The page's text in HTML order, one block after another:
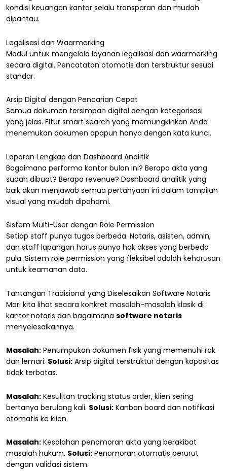
kondisi keuangan kantor selalu transparan dan mudah
dipantau.
Legalisasi dan Waarmerking
Modul untuk mengelola layanan legalisasi dan waarmerking
secara digital. Pencatatan otomatis dan terstruktur sesuai
standar.
Arsip Digital dengan Pencarian Cepat
Semua dokumen tersimpan digital dengan kategorisasi
yang jelas. Fitur smart search yang memungkinkan Anda
menemukan dokumen apapun hanya dengan kata kunci.
Laporan Lengkap dan Dashboard Analitik
Bagaimana performa kantor bulan ini? Berapa akta yang
sudah dibuat? Berapa revenue? Dashboard analitik yang
baik akan menjawab semua pertanyaan ini dalam tampilan
visual yang mudah dipahami.
Sistem Multi-User dengan Role Permission
Setiap staff punya tugas berbeda. Notaris, asisten, admin,
dan staff lapangan harus punya hak akses yang berbeda
pula. Sistem role permission yang fleksibel adalah keharusan
untuk keamanan data.
Tantangan Tradisional yang Diselesaikan Software Notaris
Mari kita lihat secara konkret masalah-masalah klasik di
kantor notaris dan bagaimana software notaris
menyelesaikannya.
Masalah: Penumpukan dokumen fisik yang memenuhi rak
dan lemari. Solusi: Arsip digital terstruktur dengan kapasitas
tidak terbatas.
Masalah: Kesulitan tracking status order, klien sering
bertanya berulang kali. Solusi: Kanban board dan notifikasi
otomatis ke klien.
Masalah: Kesalahan penomoran akta yang berakibat
masalah hukum. Solusi: Penomoran otomatis berurut
dengan validasi sistem.